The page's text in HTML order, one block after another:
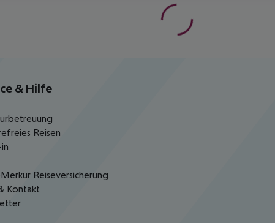
& Hilfe
Reisen
Reiseversicherung
Kontakt